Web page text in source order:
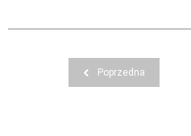
Poprzedna